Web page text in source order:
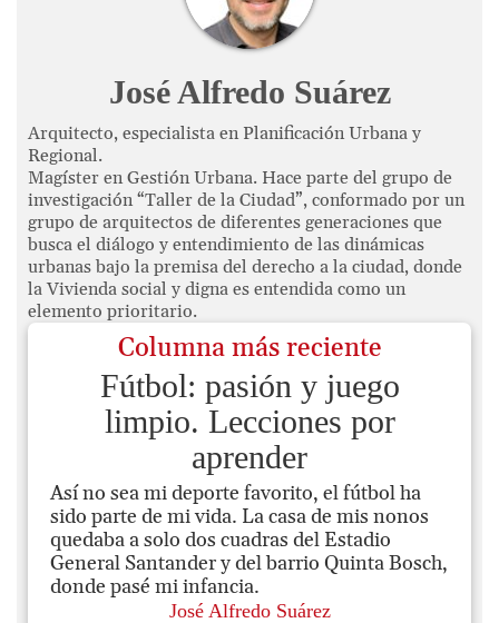
Columna más reciente
Fútbol: pasión y juego
limpio. Lecciones por
aprender
Así no sea mi deporte favorito, el fútbol ha
sido parte de mi vida. La casa de mis nonos
quedaba a solo dos cuadras del Estadio
General Santander y del barrio Quinta Bosch,
donde pasé mi infancia.
José Alfredo Suárez
José Alfredo Suárez
Arquitecto, especialista en Planificación Urbana y
Regional.
Magíster en Gestión Urbana. Hace parte del grupo de
investigación “Taller de la Ciudad”, conformado por un
grupo de arquitectos de diferentes generaciones que
busca el diálogo y entendimiento de las dinámicas
urbanas bajo la premisa del derecho a la ciudad, donde
la Vivienda social y digna es entendida como un
elemento prioritario.